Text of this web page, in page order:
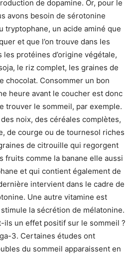
de dopamine. Or, pour le
avons besoin de sérotonine
tryptophane, un acide aminé que
et que l’on trouve dans les
les protéines d’origine végétale,
le riz complet, les graines de
chocolat. Consommer un bon
heure avant le coucher est donc
trouver le sommeil, par exemple.
noix, des céréales complètes,
de courge ou de tournesol riches
de citrouille qui regorgent
fruits comme la banane elle aussi
et qui contient également de
intervient dans le cadre de
Une autre vitamine est
la sécrétion de mélatonine.
ils un effet positif sur le sommeil ?
3. Certaines études ont
du sommeil apparaissent en